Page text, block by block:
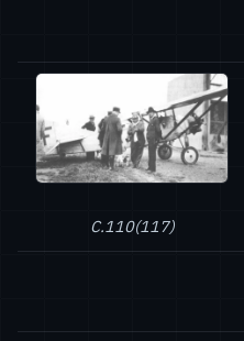
C.110(117)